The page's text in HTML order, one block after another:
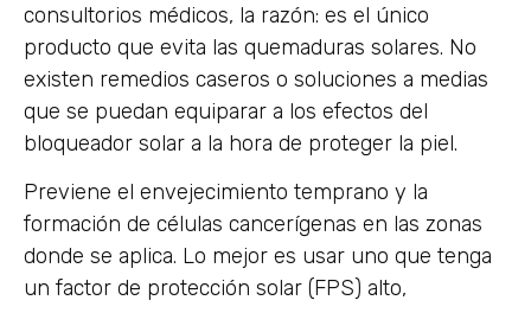
consultorios médicos, la razón: es el único
producto que evita las quemaduras solares. No
existen remedios caseros o soluciones a medias
que se puedan equiparar a los efectos del
bloqueador solar a la hora de proteger la piel.
Previene el envejecimiento temprano y la
formación de células cancerígenas en las zonas
donde se aplica. Lo mejor es usar uno que tenga
un factor de protección solar (FPS) alto,